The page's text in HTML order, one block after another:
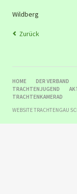
Wildberg
Zurück
NAVIGATION
ÜBERSPRINGEN
HOME DER VERBAND
TRACHTENJUGEND
TRACHTENKAMERAD
WEBSITE TRACHTENGAU